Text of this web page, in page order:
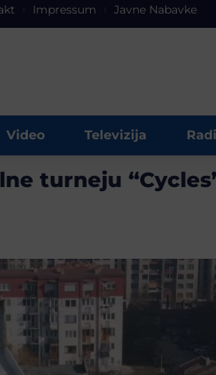
Impressum Javne Nabavke
Video Televizija
turneju